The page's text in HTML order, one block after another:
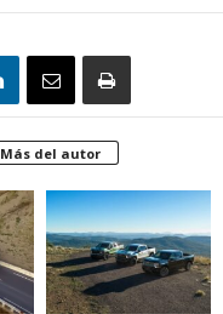
Más del autor